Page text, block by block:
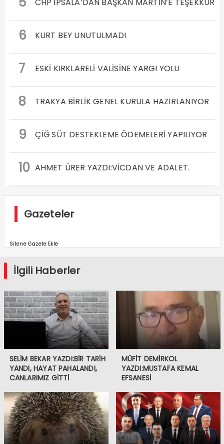
6 KURT BEY UNUTULMADI
7 ESKİ KIRKLARELİ VALİSİNE YARGI YOLU
8 TRAKYA BİRLİK GENEL KURULA HAZIRLANIYOR
9 ÇİĞ SÜT DESTEKLEME ÖDEMELERİ YAPILIYOR
10 AHMET ÜRER YAZDI:VİCDAN VE ADALET.
Gazeteler
Sitene Gazete Ekle
İlgili Haberler
SELİM BEKAR YAZDI:BİR TARİH
YANDI, HAYAT PAHALANDI,
CANLARIMIZ GİTTİ
MÜFİT DEMİRKOL
YAZDI:MUSTAFA KEMAL
EFSANESİ